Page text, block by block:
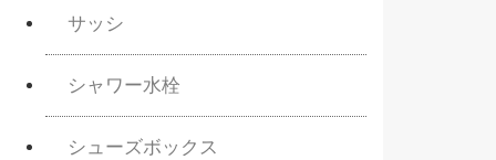
サッシ
シャワー水栓
シューズボックス